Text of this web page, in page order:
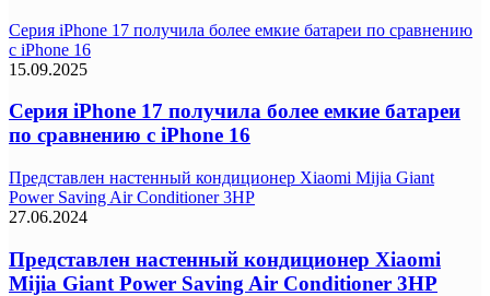
Серия iPhone 17 получила более емкие батареи по сравнению
с iPhone 16
15.09.2025
Серия iPhone 17 получила более емкие батареи
по сравнению с iPhone 16
Представлен настенный кондиционер Xiaomi Mijia Giant
Power Saving Air Conditioner 3HP
27.06.2024
Представлен настенный кондиционер Xiaomi
Mijia Giant Power Saving Air Conditioner 3HP